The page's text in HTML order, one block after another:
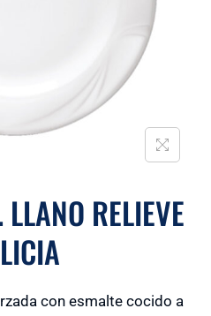
RELIEVE
con esmalte cocido a